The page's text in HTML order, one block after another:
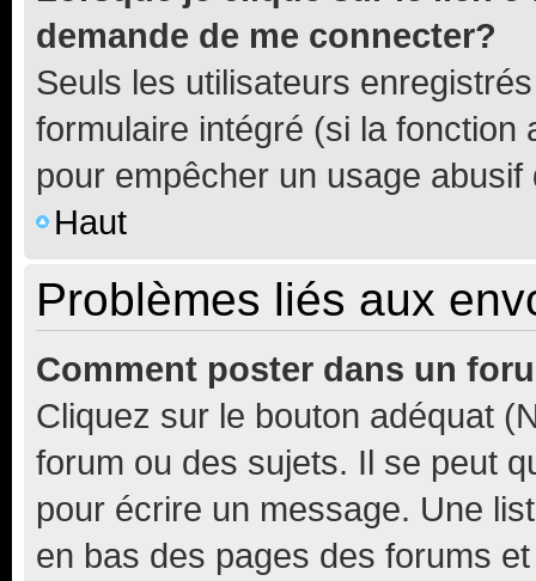
demande de me connecter?
Seuls les utilisateurs
formulaire intégré (si la fonction
pour empêcher un usage
Haut
Problèmes liés aux
Comment poster dans un
Cliquez sur le bouton adéquat
forum ou des sujets. Il se peut
pour écrire un message. Une
en bas des pages des forums